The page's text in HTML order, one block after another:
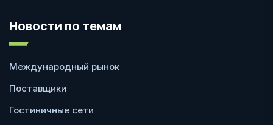
Новости по темам
Международный рынок
Поставщики
Гостиничные сети